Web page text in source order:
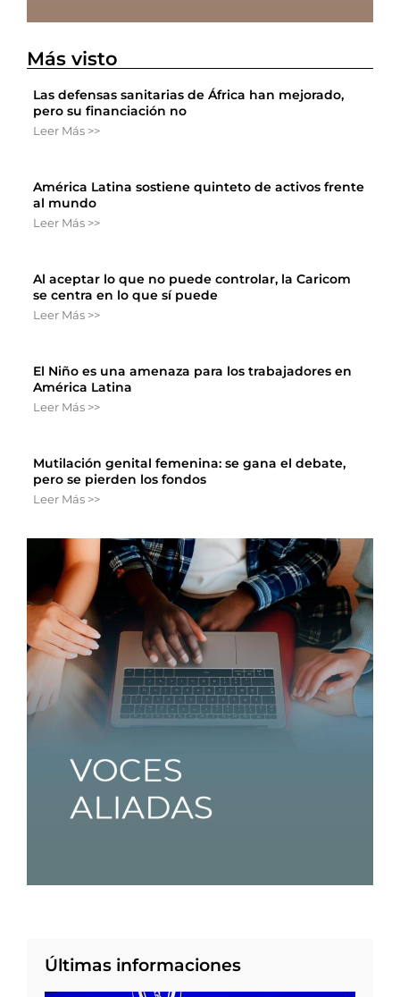
Más visto
Las defensas sanitarias de África han mejorado,
pero su financiación no
Leer Más >>
América Latina sostiene quinteto de activos frente
al mundo
Leer Más >>
Al aceptar lo que no puede controlar, la Caricom
se centra en lo que sí puede
Leer Más >>
El Niño es una amenaza para los trabajadores en
América Latina
Leer Más >>
Mutilación genital femenina: se gana el debate,
pero se pierden los fondos
Leer Más >>
Últimas informaciones